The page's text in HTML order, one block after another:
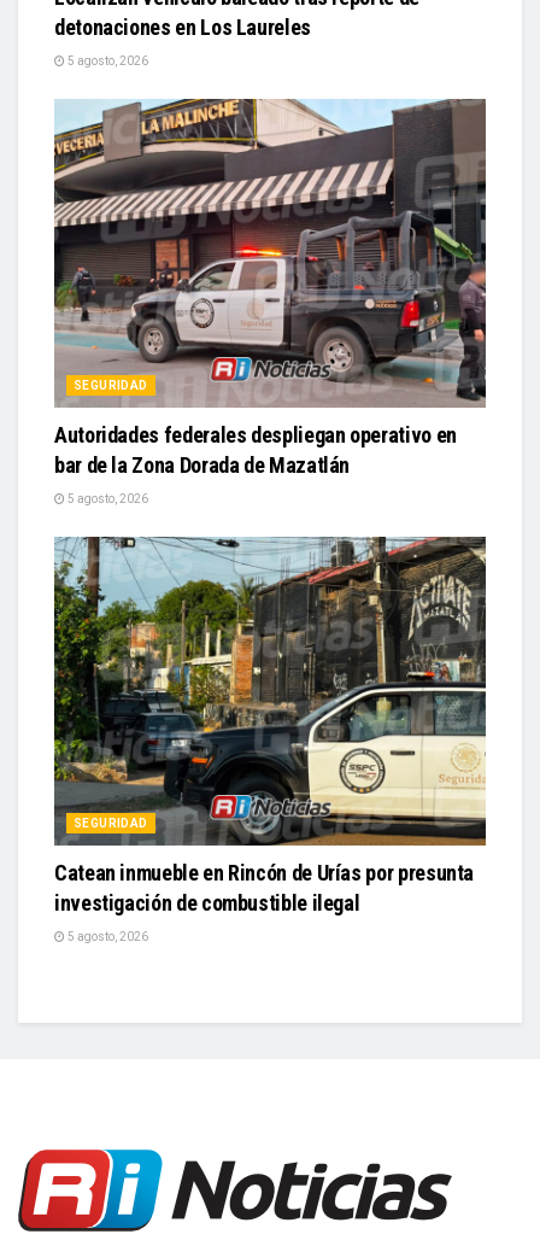
detonaciones en Los Laureles
5 agosto, 2026
SEGURIDAD
Autoridades federales despliegan operativo en
bar de la Zona Dorada de Mazatlán
5 agosto, 2026
SEGURIDAD
Catean inmueble en Rincón de Urías por presunta
investigación de combustible ilegal
5 agosto, 2026